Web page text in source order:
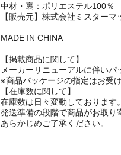
表：ナイロン90％、ポリウレタ
中材・裏：ポリエステル100％
【掲載商品に関して】
メーカーリニューアルに伴いパ
※商品パッケージの指定はお受
【在庫数に関して】
在庫数は日々変動しております
発送準備の段階で商品がお取り